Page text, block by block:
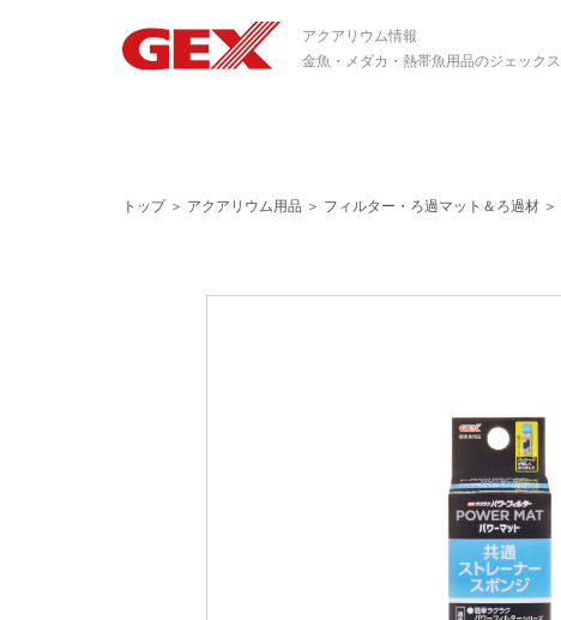
アクアリウム情報
金魚・メダカ・熱帯魚用品のジェックス
トップ＞ アクアリウム用品 ＞ フィルター・ろ過マット＆ろ過材 ＞